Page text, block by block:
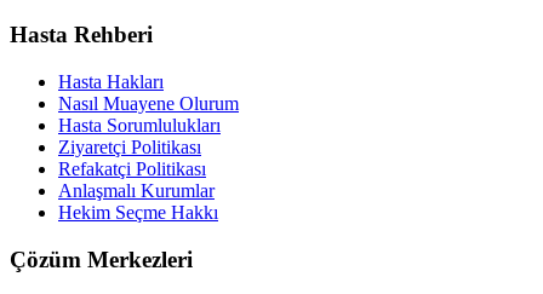
Hasta Rehberi
Hasta Hakları
Nasıl Muayene Olurum
Hasta Sorumlulukları
Ziyaretçi Politikası
Refakatçi Politikası
Anlaşmalı Kurumlar
Hekim Seçme Hakkı
Çözüm Merkezleri